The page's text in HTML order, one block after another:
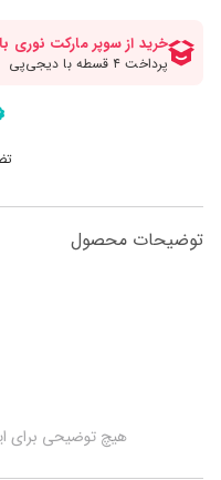
توضیحات محصول
هیچ توضیحی برای این محصول اضافه نشده است.